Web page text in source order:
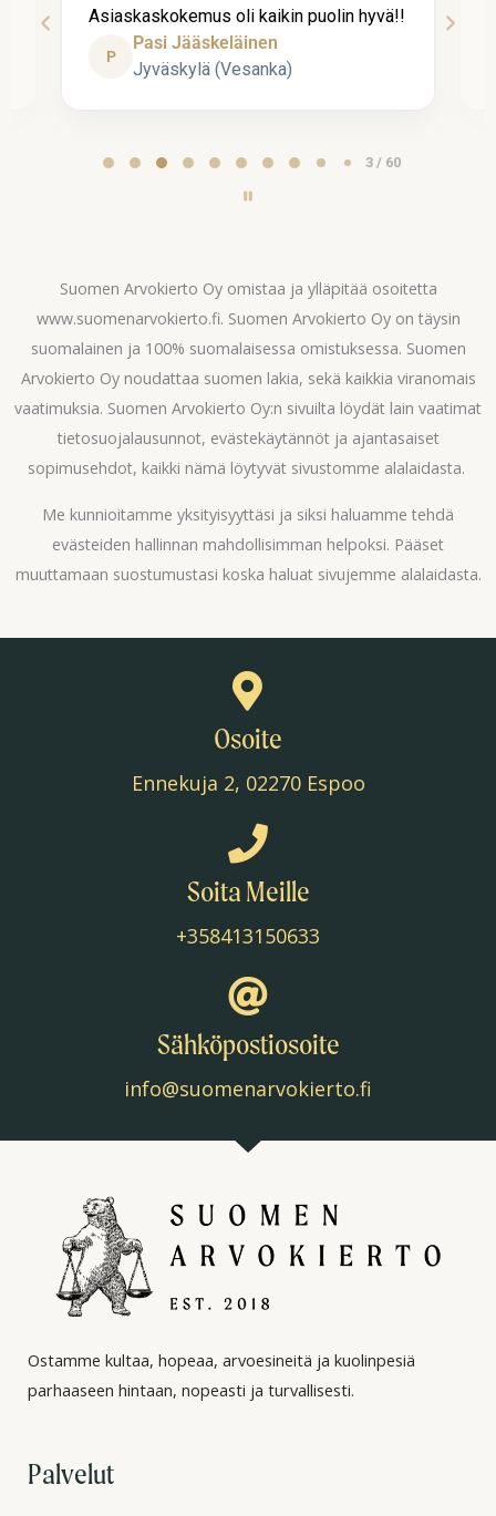
Asiaskaskokemus oli kaikin puolin hyvä!!
P
Pasi Jääskeläinen
Jyväskylä (Vesanka)
3 / 60
Suomen Arvokierto Oy omistaa ja ylläpitää osoitetta
www.suomenarvokierto.fi. Suomen Arvokierto Oy on täysin
suomalainen ja 100% suomalaisessa omistuksessa. Suomen
Arvokierto Oy noudattaa suomen lakia, sekä kaikkia viranomais
vaatimuksia. Suomen Arvokierto Oy:n sivuilta löydät lain vaatimat
tietosuojalausunnot, evästekäytännöt ja ajantasaiset
sopimusehdot, kaikki nämä löytyvät sivustomme alalaidasta.
Me kunnioitamme yksityisyyttäsi ja siksi haluamme tehdä
evästeiden hallinnan mahdollisimman helpoksi. Pääset
muuttamaan suostumustasi koska haluat sivujemme alalaidasta.
Osoite
Ennekuja 2, 02270 Espoo
Soita Meille
+358413150633
Sähköpostiosoite
info@suomenarvokierto.fi
Ostamme kultaa, hopeaa, arvoesineitä ja kuolinpesiä
parhaaseen hintaan, nopeasti ja turvallisesti.
Palvelut